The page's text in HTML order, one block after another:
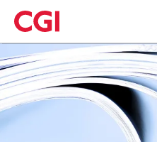
Skip
to
main
content